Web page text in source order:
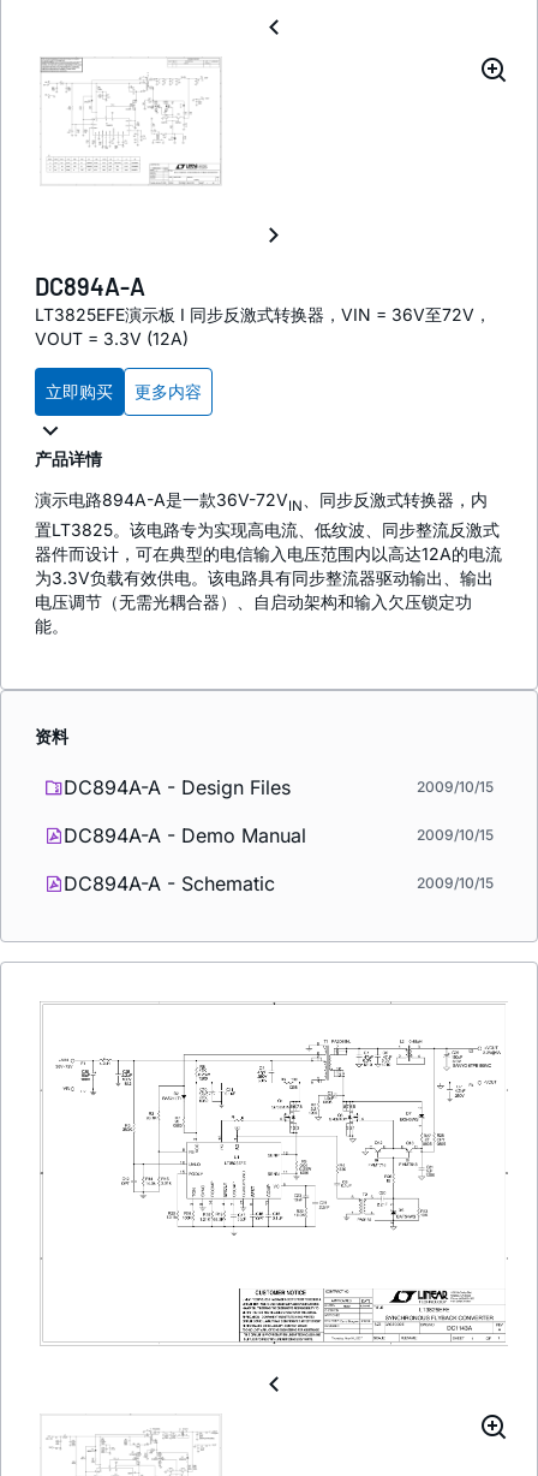
DC894A-A
LT3825EFE演示板 I 同步反激式转换器，VIN = 36V至72V，
VOUT = 3.3V (12A)
立即购买 更多内容
产品详情
演示电路894A-A是一款36V-72VIN、同步反激式转换器，内
置LT3825。该电路专为实现高电流、低纹波、同步整流反激式
器件而设计，可在典型的电信输入电压范围内以高达12A的电流
为3.3V负载有效供电。该电路具有同步整流器驱动输出、输出
电压调节（无需光耦合器）、自启动架构和输入欠压锁定功
能。
资料
DC894A-A - Design Files 2009/10/15
DC894A-A - Demo Manual 2009/10/15
DC894A-A - Schematic 2009/10/15